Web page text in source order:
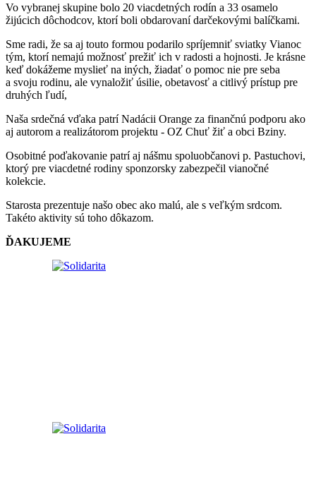
Vo vybranej skupine bolo 20 viacdetných rodín a 33 osamelo
žijúcich dôchodcov, ktorí boli obdarovaní darčekovými balíčkami.
Sme radi, že sa aj touto formou podarilo spríjemniť sviatky Vianoc
tým, ktorí nemajú možnosť prežiť ich v radosti a hojnosti. Je krásne
keď dokážeme myslieť na iných, žiadať o pomoc nie pre seba
a svoju rodinu, ale vynaložiť úsilie, obetavosť a citlivý prístup pre
druhých ľudí,
Naša srdečná vďaka patrí Nadácii Orange za finančnú podporu ako
aj autorom a realizátorom projektu - OZ Chuť žiť a obci Bziny.
Osobitné poďakovanie patrí aj nášmu spoluobčanovi p. Pastuchovi,
ktorý pre viacdetné rodiny sponzorsky zabezpečil vianočné
kolekcie.
Starosta prezentuje našo obec ako malú, ale s veľkým srdcom.
Takéto aktivity sú toho dôkazom.
ĎAKUJEME